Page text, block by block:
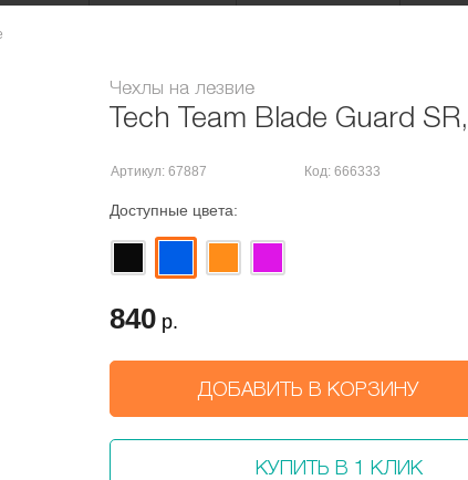
Чехлы на лезвие
Tech Team Blade Guard
Артикул: 67887 Код: 666333
Доступные цвета:
840 р.
ДОБАВИТЬ В КОРЗИНУ
КУПИТЬ В 1 КЛИК